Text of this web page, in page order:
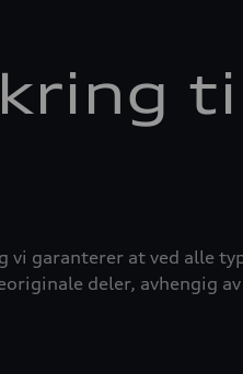
garanterer at ved alle
deler, avhengig